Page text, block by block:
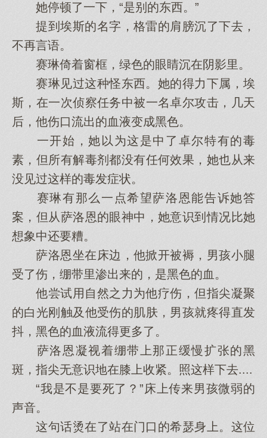
她停顿了一下，“是别的东西。”
提到埃斯的名字，格雷的肩膀沉了下去，
不再言语。
赛琳倚着窗框，绿色的眼睛沉在阴影里。
赛琳见过这种怪东西。她的得力下属，埃
斯，在一次侦察任务中被一名卓尔攻击，几天
后，他伤口流出的血液变成黑色。
一开始，她以为这是中了卓尔特有的毒
素，但所有解毒剂都没有任何效果，她也从来
没见过这样的毒发症状。
赛琳有那么一点希望萨洛恩能告诉她答
案，但从萨洛恩的眼神中，她意识到情况比她
想象中还要糟。
萨洛恩坐在床边，他掀开被褥，男孩小腿
受了伤，绷带里渗出来的，是黑色的血。
他尝试用自然之力为他疗伤，但指尖凝聚
的白光刚触及他受伤的肌肤，男孩就疼得直发
抖，黑色的血液流得更多了。
萨洛恩凝视着绷带上那正缓慢扩张的黑
斑，指尖无意识地在膝上收紧。照这样下去....
“我是不是要死了？”床上传来男孩微弱的
声音。
这句话烫在了站在门口的希瑟身上。这位